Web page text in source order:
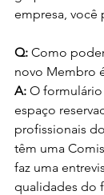
empresa, você
Q: Como
novo Membro
A: O
espaço
profissionais
têm uma
faz uma
qualidades do